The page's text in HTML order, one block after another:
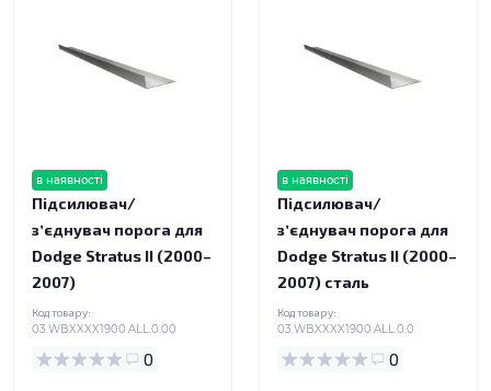
в наявності
Підсилювач/
зʼєднувач порога для
Dodge Stratus II (2000–
2007)
Код товару:
03.WBXXXX1900.ALL.0.00
0
в наявності
Підсилювач/
зʼєднувач порога для
Dodge Stratus II (2000–
2007) сталь
Код товару:
03.WBXXXX1900.ALL.0.0
0